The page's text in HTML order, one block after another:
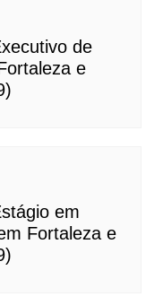
de
e
em
Fortaleza e